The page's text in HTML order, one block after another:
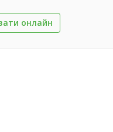
онлайн